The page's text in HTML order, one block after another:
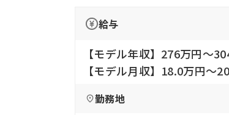
給与
【モデル年収】276万円
【モデル月収】18.0万円
勤務地